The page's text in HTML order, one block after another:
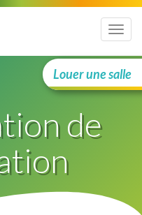
Menu
Louer une salle
de